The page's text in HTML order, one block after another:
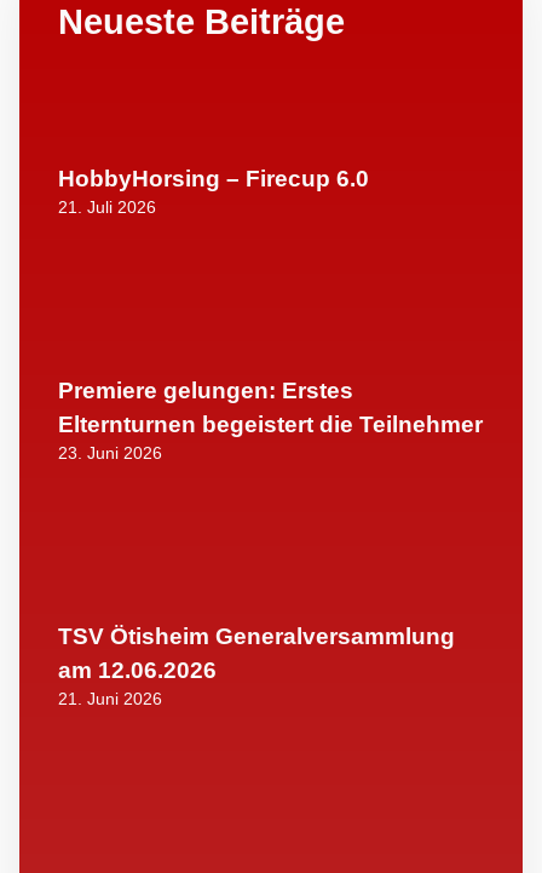
Neueste Beiträge
HobbyHorsing – Firecup 6.0
21. Juli 2026
Premiere gelungen: Erstes
Elternturnen begeistert die Teilnehmer
23. Juni 2026
TSV Ötisheim Generalversammlung
am 12.06.2026
21. Juni 2026